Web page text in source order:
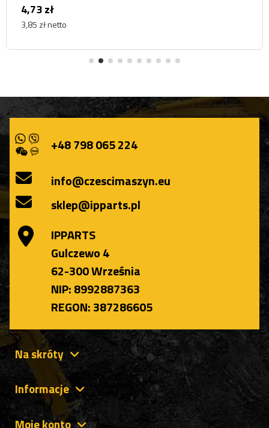
4,73 zł
3,85 zł netto
+48 798 065 224
info@czescimaszyn.eu
sklep@ipparts.pl
IPPARTS
Gulczewo 4
62-300 Września
NIP: 8992887363
REGON: 387286605
Na skróty
Informacje
Moje konto